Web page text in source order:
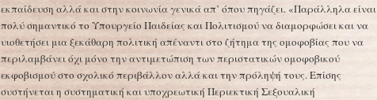
εκπαίδευση αλλά και στην κοινωνία γενικά απ’ όπου πηγάζει. «Παράλληλα είναι
πολύ σημαντικό το Υπουργείο Παιδείας και Πολιτισμού να διαμορφώσει και να
υιοθετήσει μια ξεκάθαρη πολιτική απέναντι στο ζήτημα της ομοφοβίας που να
περιλαμβάνει όχι μόνο την αντιμετώπιση των περιστατικών ομοφοβικού
εκφοβισμού στο σχολικό περιβάλλον αλλά και την πρόληψή τους. Επίσης
συστήνεται η συστηματική και υποχρεωτική Περιεκτική Σεξουαλική